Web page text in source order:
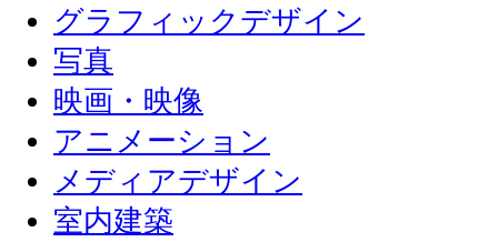
グラフィックデザイン
写真
映画・映像
アニメーション
メディアデザイン
室内建築